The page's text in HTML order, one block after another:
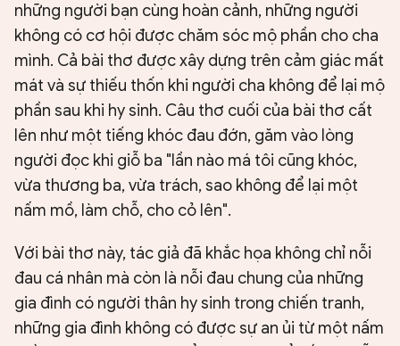
những người bạn cùng hoàn cảnh, những người
không có cơ hội được chăm sóc mộ phần cho cha
mình. Cả bài thơ được xây dựng trên cảm giác mất
mát và sự thiếu thốn khi người cha không để lại mộ
phần sau khi hy sinh. Câu thơ cuối của bài thơ cất
lên như một tiếng khóc đau đớn, găm vào lòng
người đọc khi giỗ ba "lần nào má tôi cũng khóc,
vừa thương ba, vừa trách, sao không để lại một
nấm mồ, làm chỗ, cho cỏ lên".
Với bài thơ này, tác giả đã khắc họa không chỉ nỗi
đau cá nhân mà còn là nỗi đau chung của những
gia đình có người thân hy sinh trong chiến tranh,
những gia đình không có được sự an ủi từ một nấm